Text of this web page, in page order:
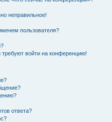
неправильное!
пользователя?
войти на конференцию!
ответа?